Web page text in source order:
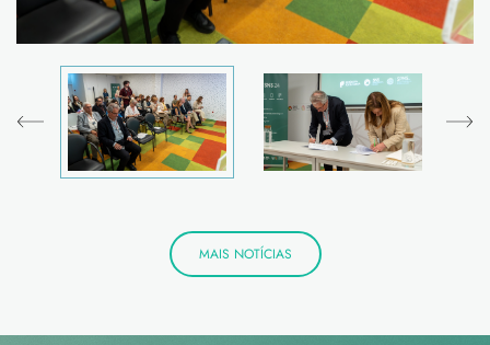
MAIS NOTÍCIAS